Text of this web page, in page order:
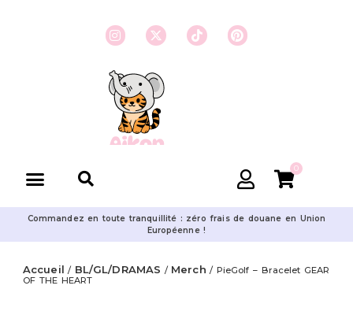
0
Commandez en toute tranquillité : zéro frais de douane en Union
Européenne !
Accueil / BL/GL/DRAMAS / Merch / PieGolf – Bracelet GEAR
OF THE HEART